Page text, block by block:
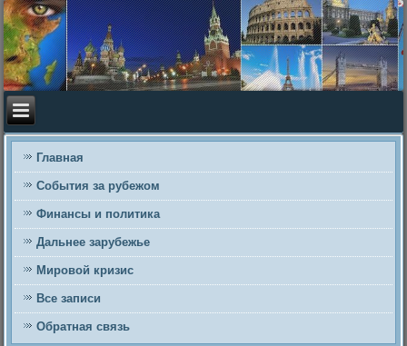
Главная
События за рубежом
Финансы и политика
Дальнее зарубежье
Мировой кризис
Все записи
Обратная связь